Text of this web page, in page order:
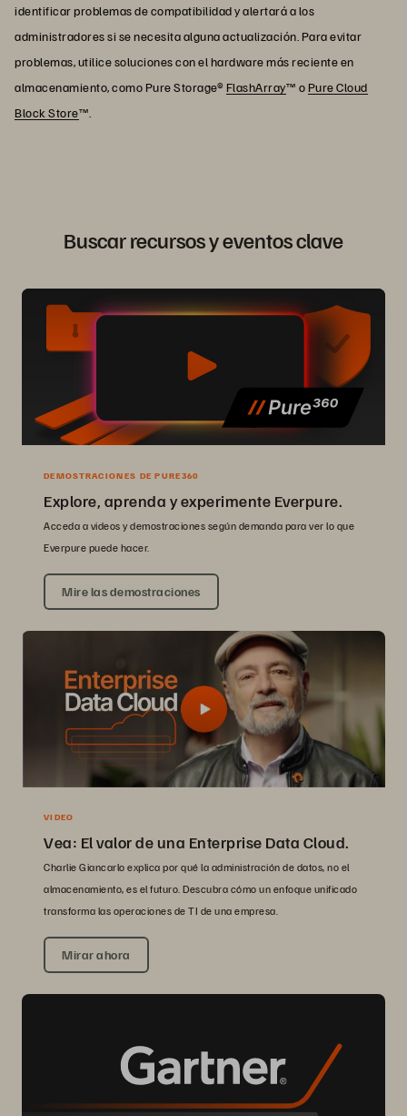
identificar problemas de compatibilidad y alertará a los
administradores si se necesita alguna actualización. Para evitar
problemas, utilice soluciones con el hardware más reciente en
almacenamiento, como Pure Storage® FlashArray™ oPure Cloud
Block Store™.
Buscar recursos y eventos clave
DEMOSTRACIONES DE PURE360
Explore, aprenda y experimente Everpure.
Acceda a videos y demostraciones según demanda para ver lo que
Everpure puede hacer.
Mire las demostraciones
VIDEO
Vea: El valor de una Enterprise Data Cloud.
Charlie Giancarlo explica por qué la administración de datos, no el
almacenamiento, es el futuro. Descubra cómo un enfoque unificado
transforma las operaciones de TI de una empresa.
Mirar ahora